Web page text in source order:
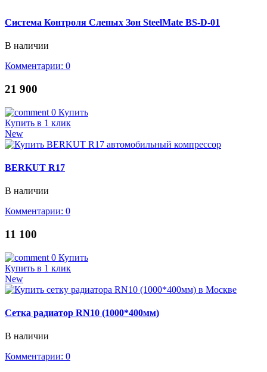
Система Контроля Слепых Зон SteelMate BS-D-01
В наличии
Комментарии: 0
21 900
0 Купить
Купить в 1 клик
New
BERKUT R17
В наличии
Комментарии: 0
11 100
0 Купить
Купить в 1 клик
New
Сетка радиатор RN10 (1000*400мм)
В наличии
Комментарии: 0